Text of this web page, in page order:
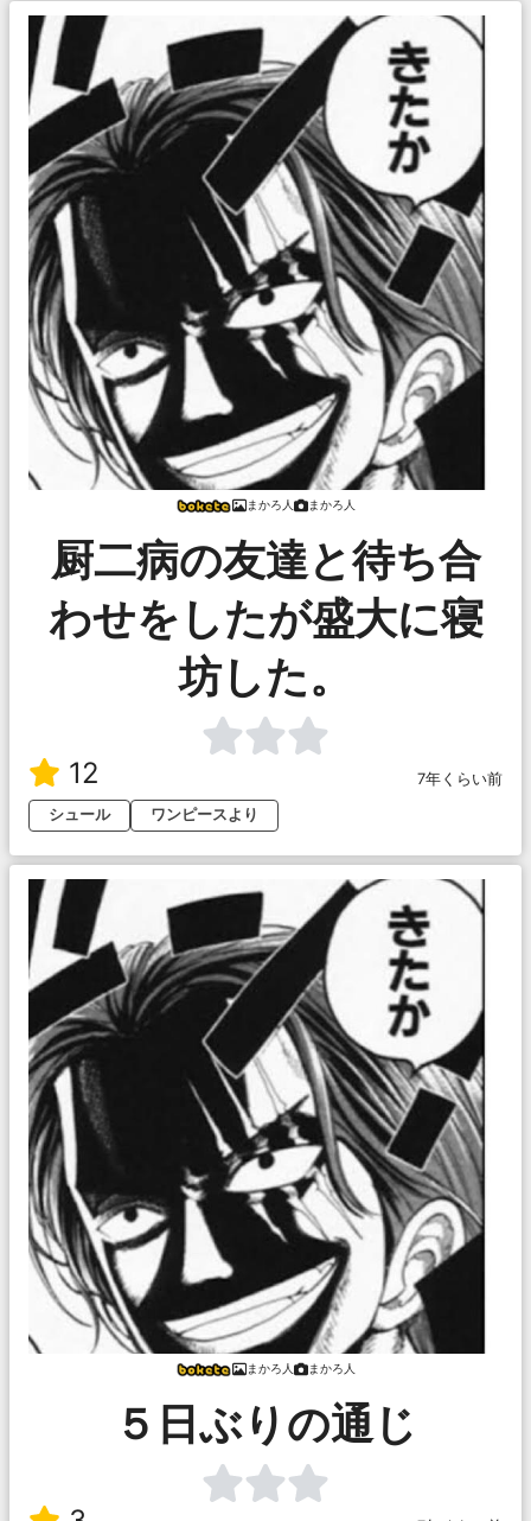
まかろ人 まかろ人
厨二病の友達と待ち合
わせをしたが盛大に寝
坊した。
12
7年くらい前
シュール
ワンピースより
まかろ人 まかろ人
５日ぶりの通じ